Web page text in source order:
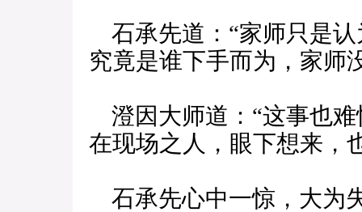
石承先道：“家师只是
究竟是谁下手而为，家师
澄因大师道：“这事也
在现场之人，眼下想来
石承先心中一惊，大为